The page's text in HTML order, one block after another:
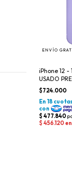
ENVÍO
iPhone 12 -
USADO
$724.000